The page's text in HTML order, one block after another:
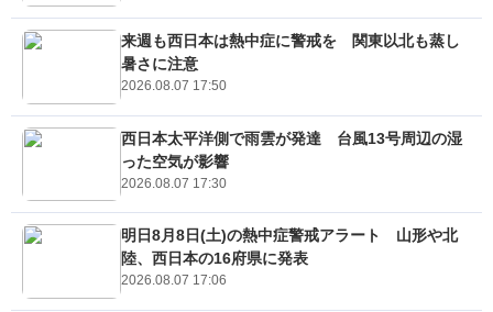
来週も西日本は熱中症に警戒を 関東以北も蒸し
暑さに注意
2026.08.07 17:50
西日本太平洋側で雨雲が発達 台風13号周辺の湿
った空気が影響
2026.08.07 17:30
明日8月8日(土)の熱中症警戒アラート 山形や北
陸、西日本の16府県に発表
2026.08.07 17:06